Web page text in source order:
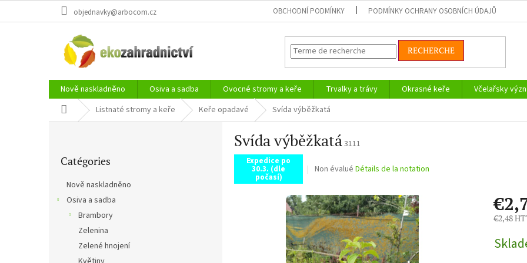
objednavky@arbocom.cz OBCHODNÍ PODMÍNKY PODMÍNKY OCHRANY OSOBNÍCH ÚDAJŮ
RECHERCHE
Nově naskladněno Osiva a sadba Ovocné stromy a keře Trvalky a trávy Okrasné keře Včelařsky
AccueilListnaté stromy a keře Keře opadavé Svída výběžkatá
les
Catégories
Nově naskladněno
Osiva a sadba
Brambory
Zelenina
Zelené hnojení
Svída výběžkatá3111
Expedice po
30.3. (dle
počasí)
L'évaluation
produit
est
de
0,0
sur
5
Non évalué Détails de la notation
€2,48
de